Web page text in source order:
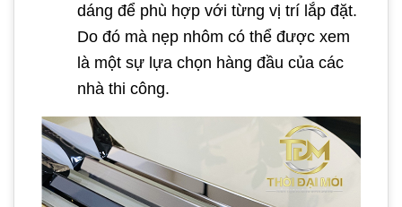
dáng để phù hợp với từng vị trí lắp đặt.
Do đó mà nẹp nhôm có thể được xem
là một sự lựa chọn hàng đầu của các
nhà thi công.